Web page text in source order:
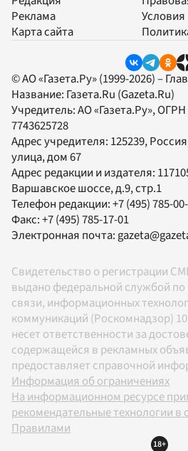
Реклама
Карта сайта
© АО «Газета.Ру» (1999-2026) –
Название: Газета.Ru (Gazeta.Ru)
Учредитель:АО «Газета.Ру», ОГРН
7743625728
Адрес учредителя: 125239,
улица, дом 67
Адрес редакции и издателя:
Варшавское шоссе, д.9, стр.1
Телефон редакции:+7 (495) 785-
Факс:+7 (495) 785-17-01
Электронная почта:
Свидетельство о регистрации
выдано федеральной службой по
связи, информационных
коммуникаций (Роскомнадзор)
несет ответственности за
содержащейся в рекламных
предоставляет справочной
Информация об ограничениях
На информационном ресурсе
рекомендательные технологии в
Правилами
18+